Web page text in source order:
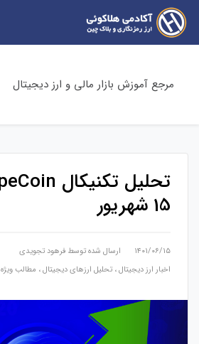
مرجع آموزش بازار مالی و ارز دیجیتال
15 شهریور
۱۴۰۱/۰۶/۱۵ ارسال شده توسط فرهود تجویدی
اخبار ارز دیجیتال، تحلیل ارزهای دیجیتال، مطالب ویژه